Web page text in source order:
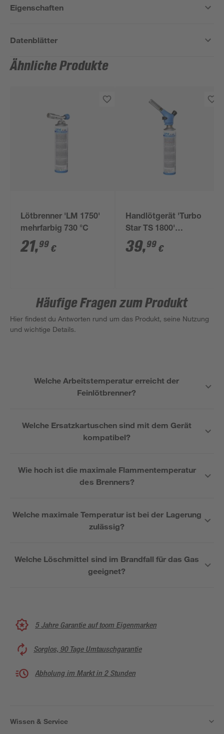
Eigenschaften
Datenblätter
Ähnliche Produkte
Lötbrenner 'LM 1750'
mehrfarbig 730 °C
21,99 €
Handlötgerät 'Turbo
Star TS 1800'
mehrfarbig 750 °C
39,99 €
Häufige Fragen zum Produkt
Hier findest du Antworten rund um das Produkt, seine Nutzung
und wichtige Details.
Welche Arbeitstemperatur erreicht der
Feinlötbrenner?
Welche Ersatzkartuschen sind mit dem Gerät
kompatibel?
Wie hoch ist die maximale Flammentemperatur
des Brenners?
Welche maximale Temperatur ist bei der Lagerung
zulässig?
Welche Löschmittel sind im Brandfall für das Gas
geeignet?
5 Jahre Garantie auf toom Eigenmarken
Sorglos, 90 Tage Umtauschgarantie
Abholung im Markt in 2 Stunden
Wissen & Service